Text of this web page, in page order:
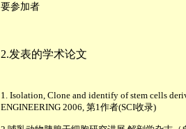
要参加者
2.发表的学术论文
1. Isolation, Clone and identify of stem cells
ENGINEERING 2006,第1作者(SCI收录)